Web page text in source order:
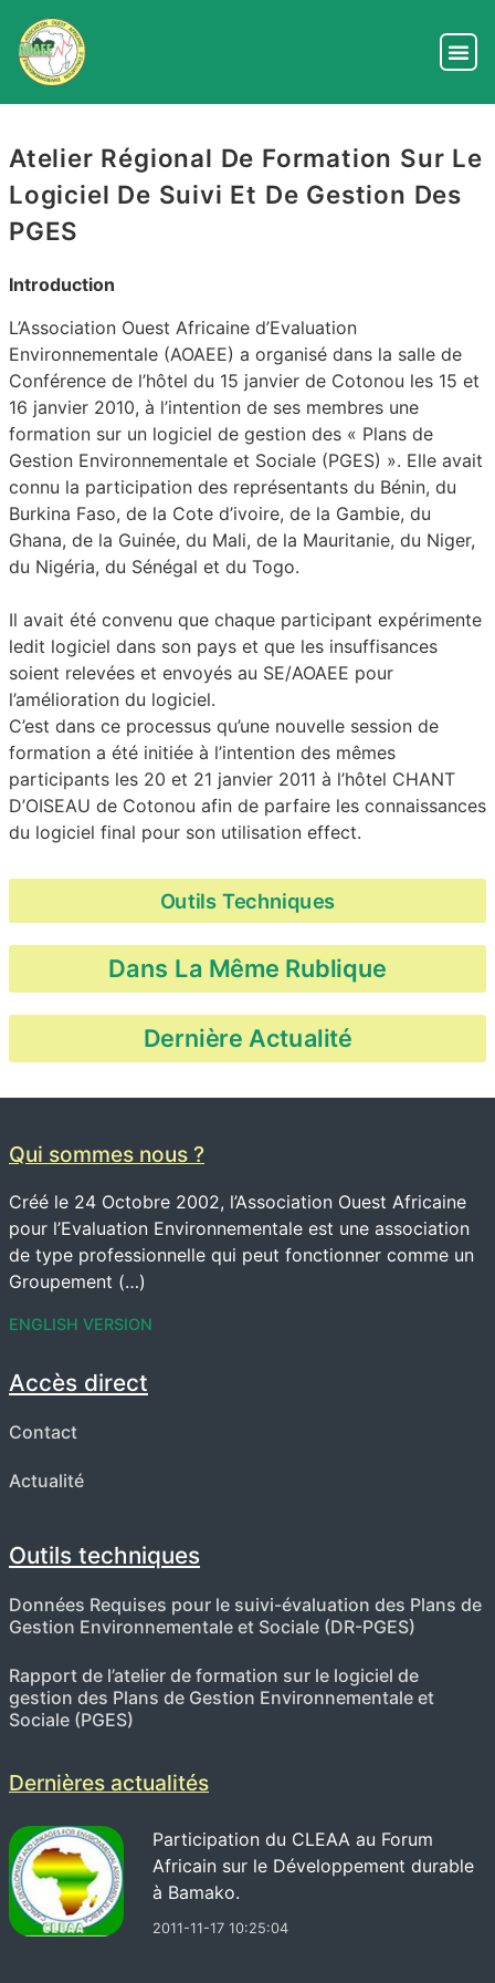
Atelier Régional De Formation Sur Le
Logiciel De Suivi Et De Gestion Des
PGES
Introduction
L’Association Ouest Africaine d’Evaluation
Environnementale (AOAEE) a organisé dans la salle de
Conférence de l’hôtel du 15 janvier de Cotonou les 15 et
16 janvier 2010, à l’intention de ses membres une
formation sur un logiciel de gestion des « Plans de
Gestion Environnementale et Sociale (PGES) ». Elle avait
connu la participation des représentants du Bénin, du
Burkina Faso, de la Cote d’ivoire, de la Gambie, du
Ghana, de la Guinée, du Mali, de la Mauritanie, du Niger,
du Nigéria, du Sénégal et du Togo.
Il avait été convenu que chaque participant expérimente
ledit logiciel dans son pays et que les insuffisances
soient relevées et envoyés au SE/AOAEE pour
l’amélioration du logiciel.
C’est dans ce processus qu’une nouvelle session de
formation a été initiée à l’intention des mêmes
participants les 20 et 21 janvier 2011 à l’hôtel CHANT
D’OISEAU de Cotonou afin de parfaire les connaissances
du logiciel final pour son utilisation effect.
Outils Techniques
Dans La Même Rublique
Dernière Actualité
Qui sommes nous ?
Créé le 24 Octobre 2002, l’Association Ouest Africaine
pour l’Evaluation Environnementale est une association
de type professionnelle qui peut fonctionner comme un
Groupement (…)
ENGLISH VERSION
Accès direct
Contact
Actualité
Outils techniques
Données Requises pour le suivi-évaluation des Plans de
Gestion Environnementale et Sociale (DR-PGES)
Rapport de l’atelier de formation sur le logiciel de
gestion des Plans de Gestion Environnementale et
Sociale (PGES)
Dernières actualités
Participation du CLEAA au Forum
Africain sur le Développement durable
à Bamako.
2011-11-17 10:25:04